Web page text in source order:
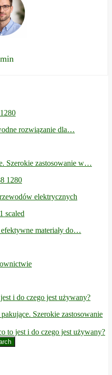
rozwiązanie dla…
Szerokie zastosowanie w…
elektrycznych
materiały do…
i do czego jest używany?
Szerokie zastosowanie
to jest i do czego jest używany?